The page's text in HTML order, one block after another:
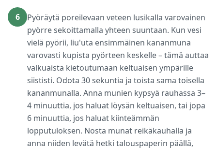
6
Pyöräytä poreilevaan veteen lusikalla varovainen
pyörre sekoittamalla yhteen suuntaan. Kun vesi
vielä pyörii, liu'uta ensimmäinen kananmuna
varovasti kupista pyörteen keskelle – tämä auttaa
valkuaista kietoutumaan keltuaisen ympärille
siististi. Odota 30 sekuntia ja toista sama toisella
kananmunalla. Anna munien kypsyä rauhassa 3–
4 minuuttia, jos haluat löysän keltuaisen, tai jopa
6 minuuttia, jos haluat kiinteämmän
lopputuloksen. Nosta munat reikäkauhalla ja
anna niiden levätä hetki talouspaperin päällä,